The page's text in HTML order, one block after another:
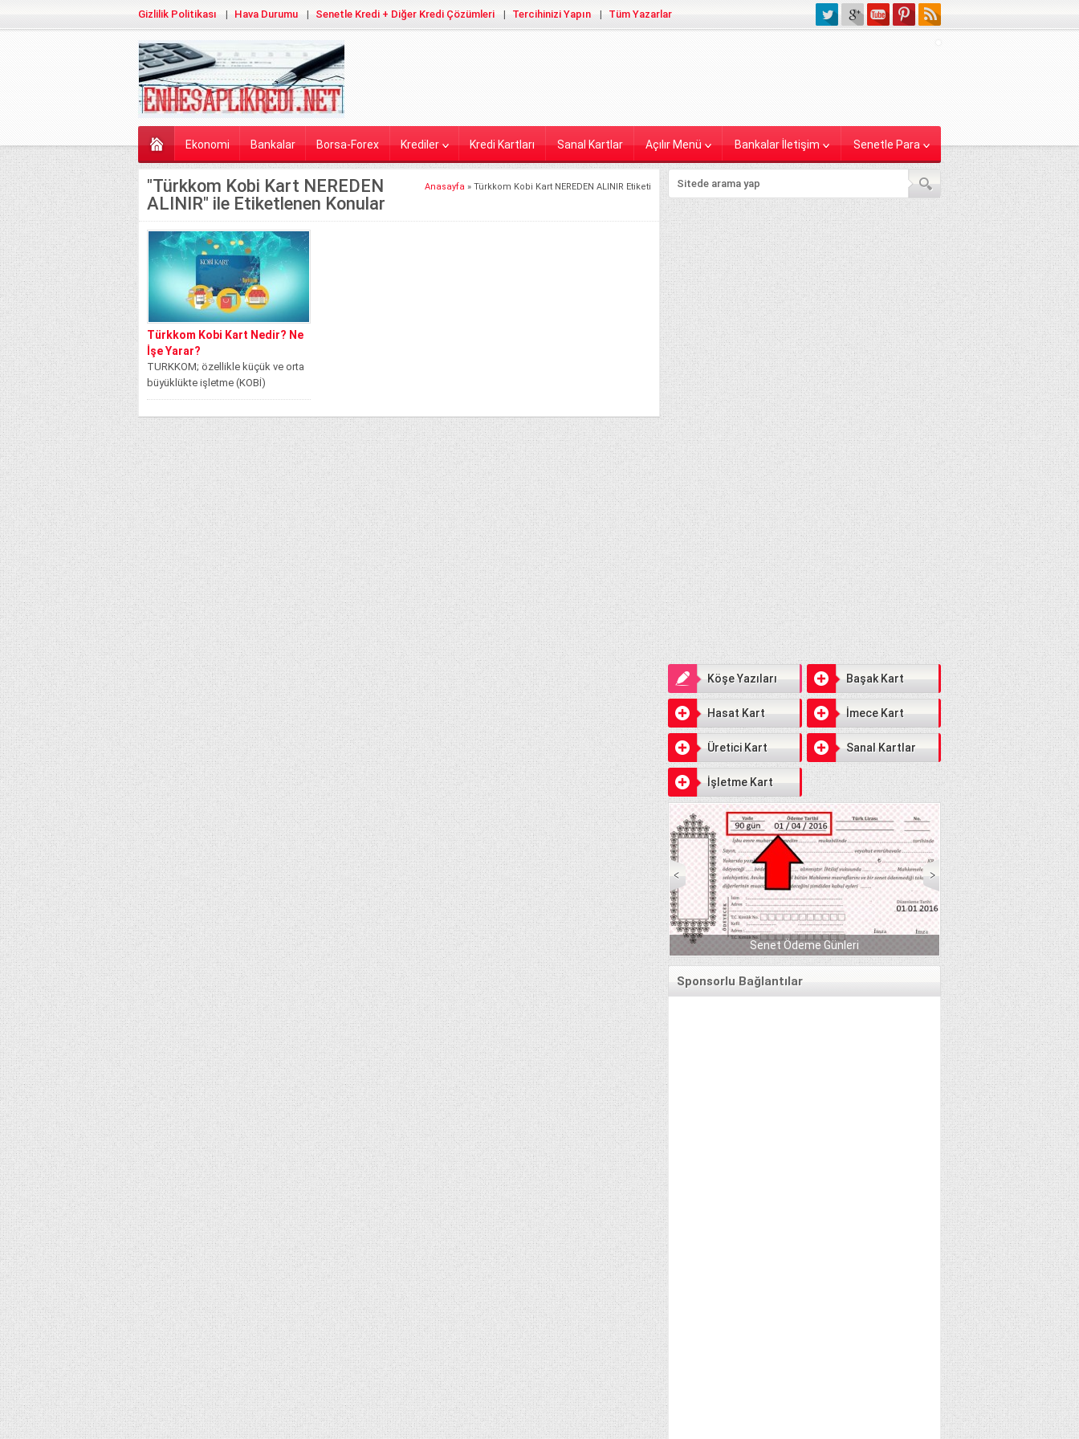
Gizlilik Politikası Hava Durumu Senetle Kredi + Diğer Kredi Çözümleri Tercihinizi Yapın Tüm Yazarlar
Ekonomi Bankalar Borsa-Forex Krediler Kredi Kartları Sanal Kartlar Açılır Menü Bankalar İletişim Senetle Para
Anasayfa » Türkkom Kobi Kart NEREDEN ALINIR Etiketi
"Türkkom Kobi Kart NEREDEN
ALINIR" ile Etiketlenen Konular
Türkkom Kobi Kart Nedir? Ne
İşe Yarar?
TURKKOM; özellikle küçük ve orta
büyüklükte işletme (KOBİ)
ihtiyaçlarını karşılamayı hedefleyen
ve onların menfaatlerini öncelik...
Köşe Yazıları Başak Kart
Hasat Kart İmece Kart
Üretici Kart Sanal Kartlar
İşletme Kart
Senet Ödeme Günleri
Serbest Piyasada Fındık
Sponsorlu Bağlantılar